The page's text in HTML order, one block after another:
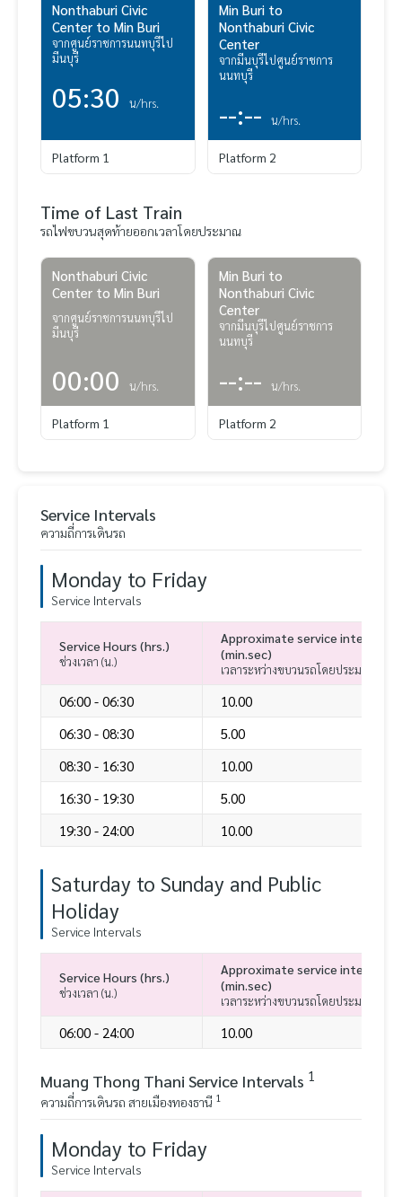
Nonthaburi Civic
Center to Min Buri
จากศูนย์ราชการนนทบุรีไป
มีนบุรี
05:30 น/hrs.
Platform 1
Min Buri to
Nonthaburi Civic
Center
จากมีนบุรีไปศูนย์ราชการ
นนทบุรี
--:-- น/hrs.
Platform 2
Time of Last Train
รถไฟขบวนสุดท้ายออกเวลาโดยประมาณ
Nonthaburi Civic
Center to Min Buri
จากศูนย์ราชการนนทบุรีไป
มีนบุรี
00:00 น/hrs.
Platform 1
Min Buri to
Nonthaburi Civic
Center
จากมีนบุรีไปศูนย์ราชการ
นนทบุรี
--:-- น/hrs.
Platform 2
Service Intervals
ความถี่การเดินรถ
Monday to Friday
Service Intervals
Service Hours (hrs.)
ช่วงเวลา (น.)
Approximate service interval
(min.sec)
เวลาระหว่างขบวนรถโดยประมาณ (นา
06:00 - 06:30
10.00
06:30 - 08:30
5.00
08:30 - 16:30
10.00
16:30 - 19:30
5.00
19:30 - 24:00
10.00
Saturday to Sunday and Public
Holiday
Service Intervals
Service Hours (hrs.)
ช่วงเวลา (น.)
Approximate service interval
(min.sec)
เวลาระหว่างขบวนรถโดยประมาณ (นา
06:00 - 24:00 10.00
Muang Thong Thani Service Intervals 1
ความถี่การเดินรถ สายเมืองทองธานี 1
Monday to Friday
Service Intervals